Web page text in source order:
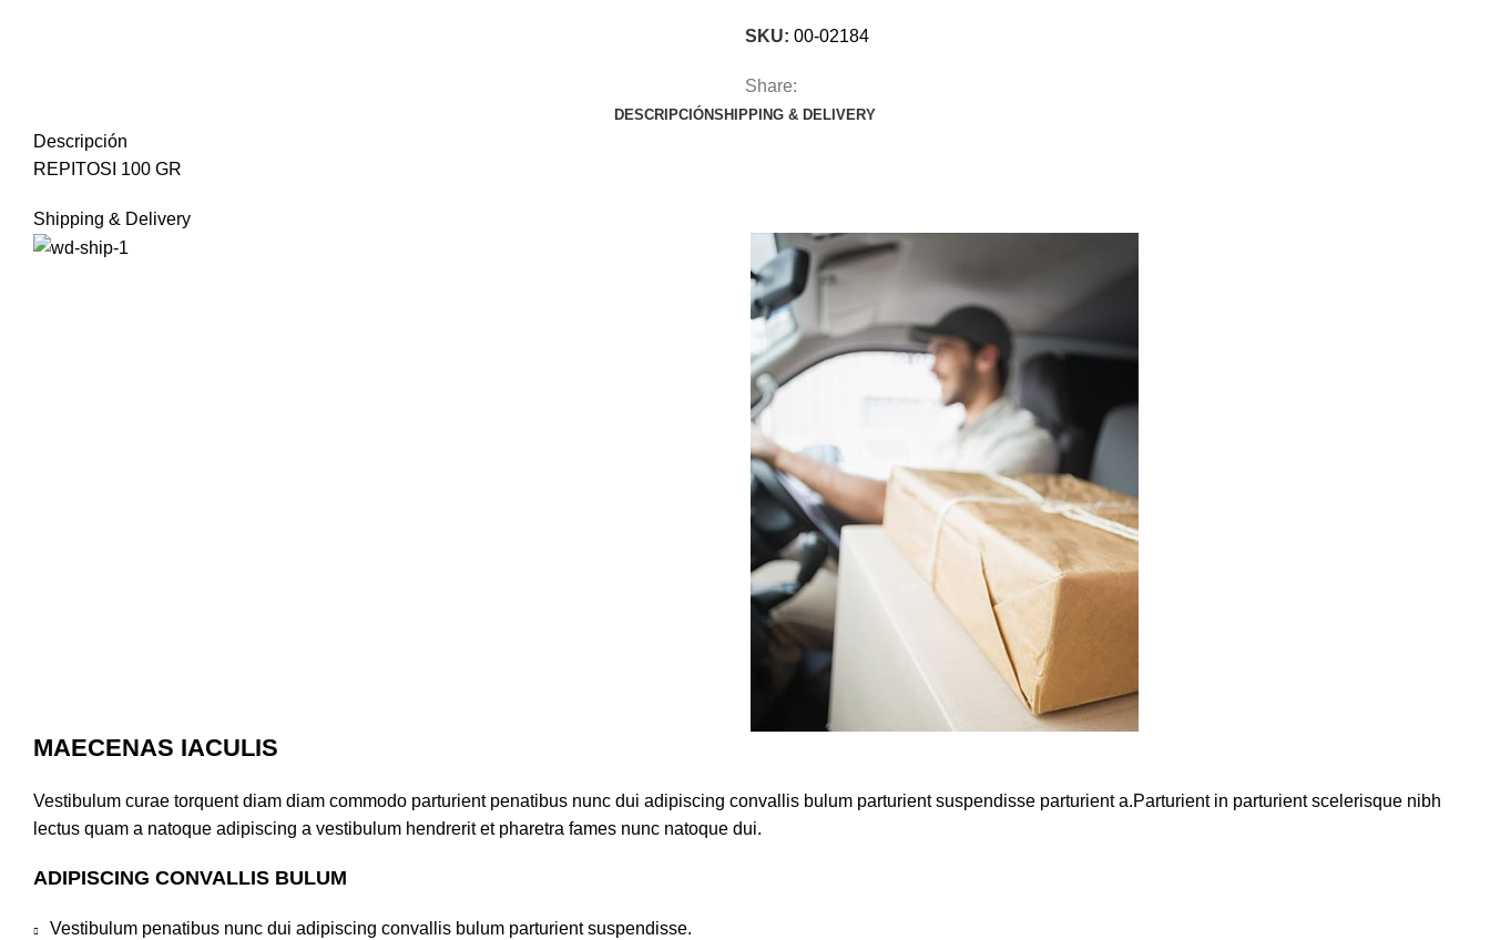
SKU: 00-02184
Share:
DESCRIPCIÓNSHIPPING & DELIVERY
Descripción
REPITOSI 100 GR
Shipping & Delivery
MAECENAS IACULIS
Vestibulum curae torquent diam diam commodo parturient penatibus nunc dui adipiscing convallis bulum parturient suspendisse parturient a.Parturient in parturient scelerisque nibh
lectus quam a natoque adipiscing a vestibulum hendrerit et pharetra fames nunc natoque dui.
ADIPISCING CONVALLIS BULUM
Vestibulum penatibus nunc dui adipiscing convallis bulum parturient suspendisse.